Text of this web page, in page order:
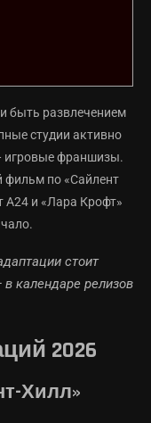
быть развлечением
студии активно
игровые франшизы.
по «Сайлент
A24 и «Лара Крофт»
стоит
календаре релизов
2026
Хилл»